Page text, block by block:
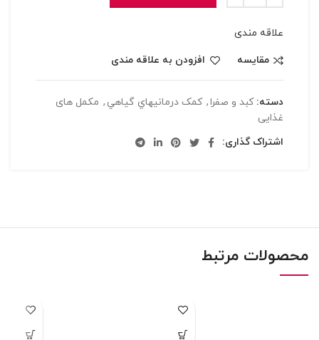
علاقه مندی
مقایسه
افزودن به علاقه مندی
دسته: کبد و صفرا, کمک درمانيهاي گياهي , مکمل های
غذایی
اشتراک گذاری:
محصولات مرتبط